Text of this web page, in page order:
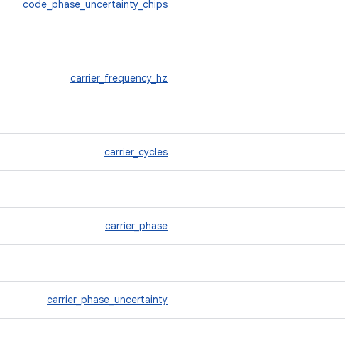
code_phase_uncertainty_chips
carrier_frequency_hz
carrier_cycles
carrier_phase
carrier_phase_uncertainty